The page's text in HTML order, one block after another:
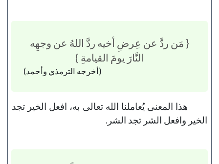
{ مَن ردَّ عن عِرضِ أخيه ردَّ اللهُ عن وجهِه
النَّارَ يومَ القيامةِ }
(أخرجه الترمذي وأحمد)
هذا المعنى يُعاملنا الله تعالى به، افعل الخير تجد
الخير وافعل الشر تجد الشر.